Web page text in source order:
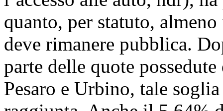
quanto, per statuto,
deve rimanere pubblica.
parte delle quote
Pesaro e Urbino, tale